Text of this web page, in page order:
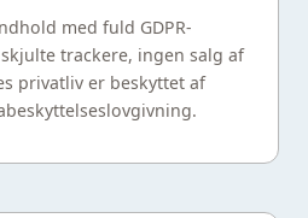
med fuld GDPR-
trackere, ingen salg af
privatliv er beskyttet af